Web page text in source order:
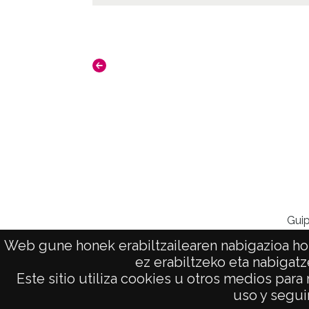
Web gune honek erabiltzailearen nabigazioa
ez erabiltzeko eta
Este sitio utiliza cookies u otros medios
uso y
AVISO LEGAL